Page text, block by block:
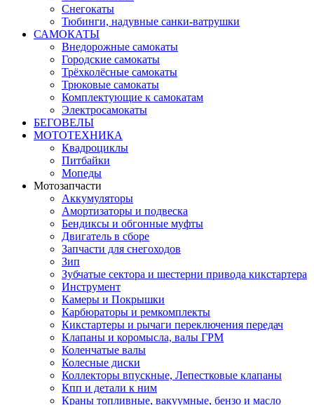
Снегокаты
Тюбинги, надувные санки-ватрушки
САМОКАТЫ
Внедорожные самокаты
Городские самокаты
Трёхколёсные самокаты
Трюковые самокаты
Комплектующие к самокатам
Электросамокаты
БЕГОВЕЛЫ
МОТОТЕХНИКА
Квадроциклы
Питбайки
Мопеды
Мотозапчасти
Аккумуляторы
Амортизаторы и подвеска
Бендиксы и обгонные муфты
Двигатель в сборе
Запчасти для снегоходов
Зип
Зубчатые сектора и шестерни привода кикстартера
Инструмент
Камеры и Покрышки
Карбюраторы и ремкомплекты
Кикстартеры и рычаги переключения передач
Клапаны и коромысла, валы ГРМ
Коленчатые валы
Колесные диски
Коллекторы впускные, Лепестковые клапаны
Кпп и детали к ним
Краны топливные, вакуумные, бензо и масло